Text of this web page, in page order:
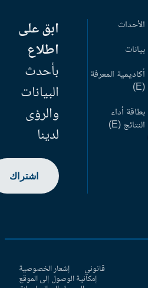
الأحداث
بيانات
أكاديمية المعرفة
بطاقة أداء
النتائج (E)
ابق على
اطلاع
بأحدث
البيانات
والرؤى
لدينا
اشتراك
قانوني إشعار الخصوصية
إمكانية الوصول إلى الموقع